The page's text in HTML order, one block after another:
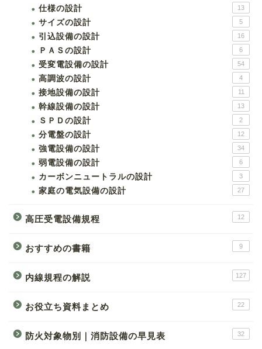
仕様の設計 13
サイズの設計 5
引込設備の設計 16
ＰＡＳの設計 6
受変電設備の設計 54
高調波の設計 4
接地設備の設計 11
幹線設備の設計 13
ＳＰＤの設計 2
分電盤の設計 12
強電設備の設計 34
弱電設備の設計 6
カーボンニュートラルの設計 3
家庭の電気設備の設計 27
高圧受電設備規程 12
おすすめの書籍 9
内線規程の解説 127
お役立ち資料まとめ 22
防火対象物別｜消防設備の早見表 32